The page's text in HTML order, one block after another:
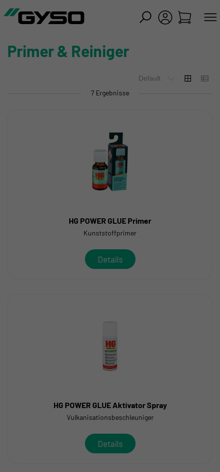
Primer & Reiniger
7 Ergebnisse
HG POWER GLUE Primer
Kunststoffprimer
Details
HG POWER GLUE Aktivator Spray
Vulkanisationsbeschleuniger
Details